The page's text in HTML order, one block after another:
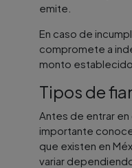
emite.
En caso de
compromete a
monto establecido
Tipos de
Antes de entrar
importante
que existen en
variar